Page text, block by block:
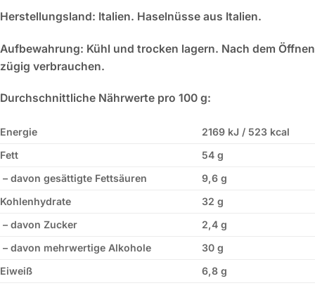
Herstellungsland: Italien. Haselnüsse aus Italien.
Aufbewahrung: Kühl und trocken lagern. Nach dem Öffnen
zügig verbrauchen.
Durchschnittliche Nährwerte pro 100 g:
Energie
2169 kJ / 523 kcal
Fett
54 g
– davon gesättigte Fettsäuren
9,6 g
Kohlenhydrate
32 g
– davon Zucker
2,4 g
– davon mehrwertige Alkohole
30 g
Eiweiß
6,8 g